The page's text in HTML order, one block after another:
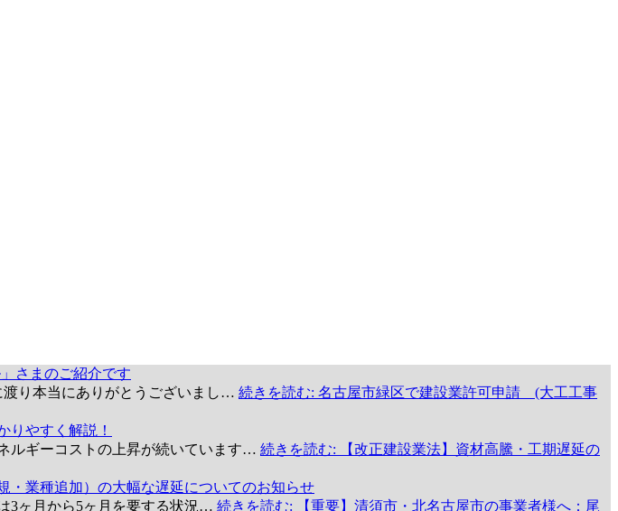
さまのご紹介です
り本当にありがとうございまし… 続きを読む: 名古屋市緑区で建設業許可申請 (大工工事
りやすく解説！
ルギーコストの上昇が続いています… 続きを読む: 【改正建設業法】資材高騰・工期遅延の
・業種追加）の大幅な遅延についてのお知らせ
3ヶ月から5ヶ月を要する状況… 続きを読む: 【重要】清須市・北名古屋市の事業者様へ：尾